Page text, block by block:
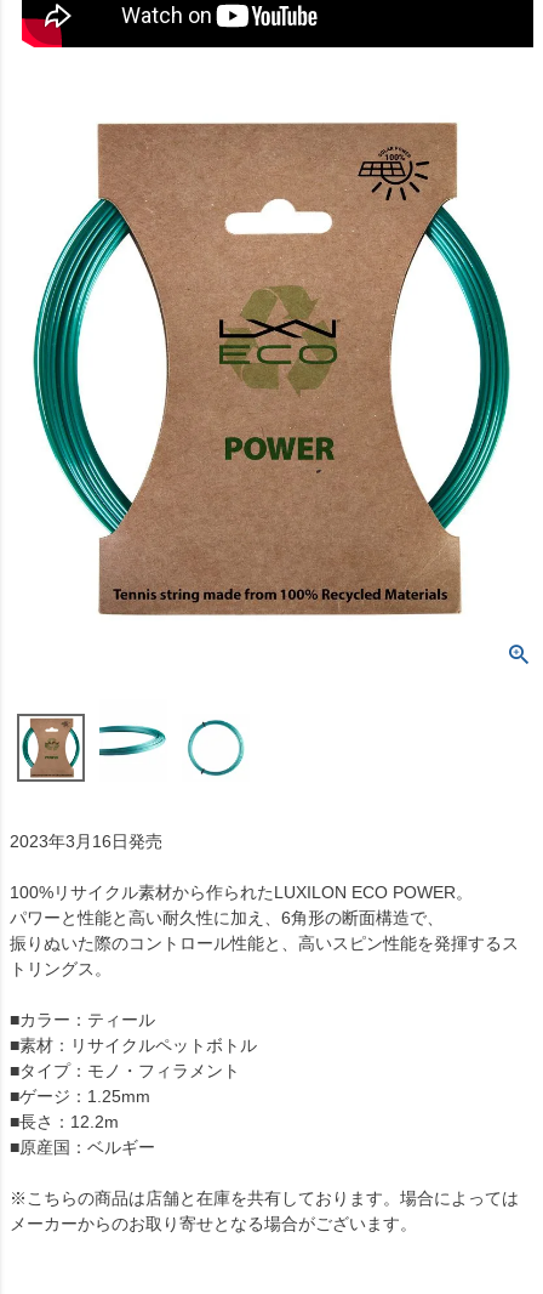
2023年3月16日発売
100%リサイクル素材から作られたLUXILON ECO POWER。
パワーと性能と高い耐久性に加え、6角形の断面構造で、
振りぬいた際のコントロール性能と、高いスピン性能を発揮するス
トリングス。
■カラー：ティール
■素材：リサイクルペットボトル
■タイプ：モノ・フィラメント
■ゲージ：1.25mm
■長さ：12.2m
■原産国：ベルギー
※こちらの商品は店舗と在庫を共有しております。場合によっては
メーカーからのお取り寄せとなる場合がございます。